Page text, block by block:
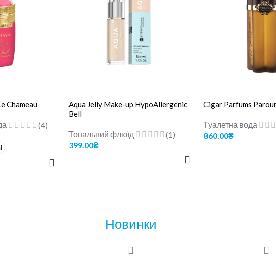
Chameau
(4)
Aqua Jelly Make-up HypoAllergenic
Bell
Тональний флюїд
(1)
399.00₴
Cigar Parfums
Туалетна вода
860.00₴
Новинки